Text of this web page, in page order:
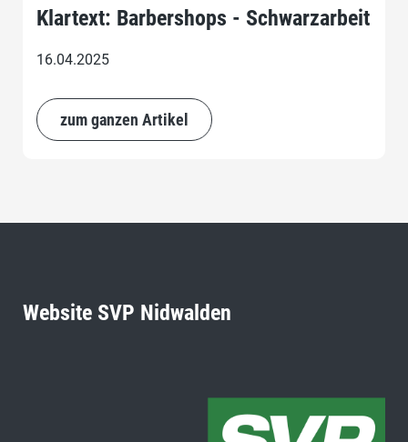
Klartext: Barbershops - Schwarzarbeit
16.04.2025
zum ganzen Artikel
Website SVP Nidwalden